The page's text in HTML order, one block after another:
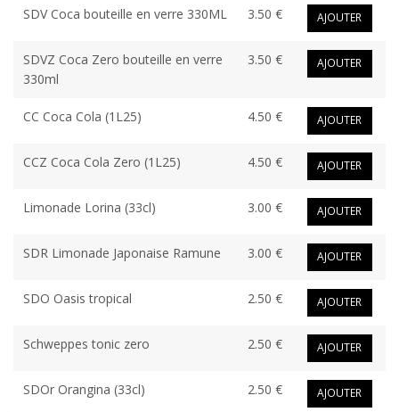
SDV Coca bouteille en verre 330ML 3.50 € AJOUTER
SDVZ Coca Zero bouteille en verre
330ml
3.50 € AJOUTER
CC Coca Cola (1L25) 4.50 € AJOUTER
CCZ Coca Cola Zero (1L25) 4.50 € AJOUTER
Limonade Lorina (33cl) 3.00 € AJOUTER
SDR Limonade Japonaise Ramune 3.00 € AJOUTER
SDO Oasis tropical 2.50 € AJOUTER
Schweppes tonic zero 2.50 € AJOUTER
SDOr Orangina (33cl) 2.50 € AJOUTER